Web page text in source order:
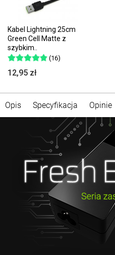
Kabel Lightning 25cm
Green Cell Matte z
szybkim..
(16)
12,95 zł
Opis Specyfikacja Opinie